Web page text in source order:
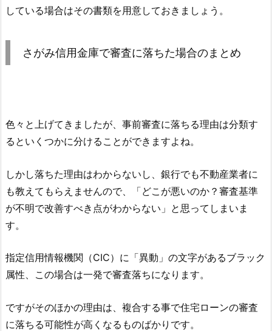
している場合はその書類を用意しておきましょう。
さがみ信用金庫で審査に落ちた場合のまとめ
色々と上げてきましたが、事前審査に落ちる理由は分類す
るといくつかに分けることができますよね。
しかし落ちた理由はわからないし、銀行でも不動産業者に
も教えてもらえませんので、「どこが悪いのか？審査基準
が不明で改善すべき点がわからない」と思ってしまいま
す。
指定信用情報機関（CIC）に「異動」の文字があるブラック
属性、この場合は一発で審査落ちになります。
ですがそのほかの理由は、複合する事で住宅ローンの審査
に落ちる可能性が高くなるものばかりです。